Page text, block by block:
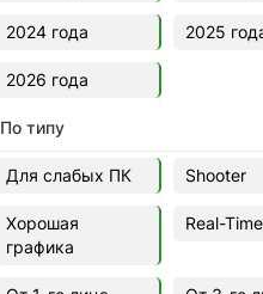
2024 года 2025
2026 года
По типу
Для слабых ПК Shooter
Хорошая
графика
Real-Time